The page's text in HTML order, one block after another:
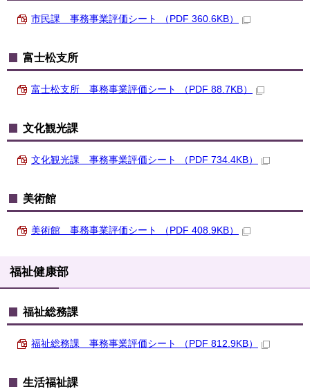
市民課 事務事業評価シート （PDF 360.6KB）
富士松支所
富士松支所 事務事業評価シート （PDF 88.7KB）
文化観光課
文化観光課 事務事業評価シート （PDF 734.4KB）
美術館
美術館 事務事業評価シート （PDF 408.9KB）
福祉健康部
福祉総務課
福祉総務課 事務事業評価シート （PDF 812.9KB）
生活福祉課